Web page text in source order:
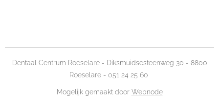
Dentaal Centrum Roeselare - Diksmuidsesteenweg 30 - 8800
Roeselare - 051 24 25 60
Mogelijk gemaakt door Webnode